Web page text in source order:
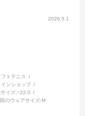
2026.5.1
フトテニス
ンショップ
イズ:~22.0
のウェアサイズ:M